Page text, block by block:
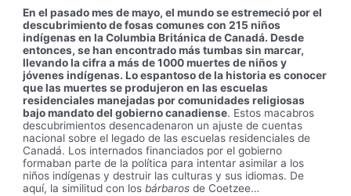
En el pasado mes de mayo, el mundo se estremeció por el
descubrimiento de fosas comunes con 215 niños
indígenas en la Columbia Británica de Canadá. Desde
entonces, se han encontrado más tumbas sin marcar,
llevando la cifra a más de 1000 muertes de niños y
jóvenes indígenas. Lo espantoso de la historia es conocer
que las muertes se produjeron en las escuelas
residenciales manejadas por comunidades religiosas
bajo mandato del gobierno canadiense. Estos macabros
descubrimientos desencadenaron un ajuste de cuentas
nacional sobre el legado de las escuelas residenciales de
Canadá. Los internados financiados por el gobierno
formaban parte de la política para intentar asimilar a los
niños indígenas y destruir las culturas y sus idiomas. De
aquí, la similitud con losbárbaros de Coetzee…